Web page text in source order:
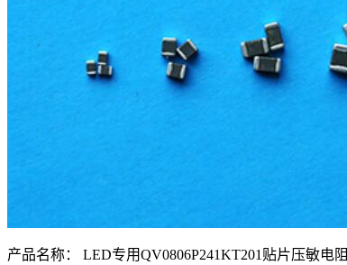
产品名称： LED专用QV0806P241KT201贴片压敏电阻